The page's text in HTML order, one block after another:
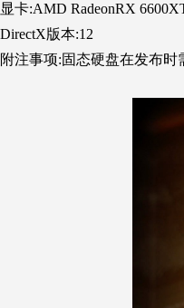
显卡:AMD RadeonRX
DirectX版本:12
附注事项:固态硬盘在发布时